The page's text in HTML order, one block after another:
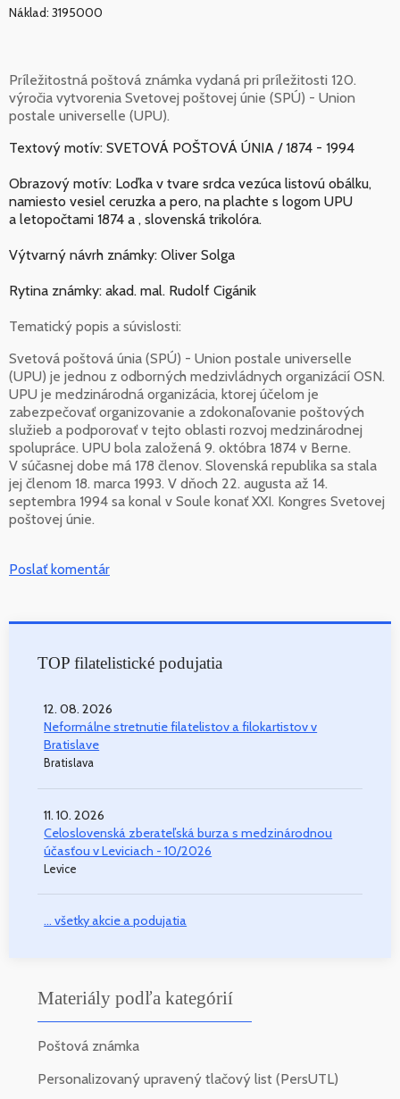
Náklad: 3195000
Príležitostná poštová známka vydaná pri príležitosti 120.
výročia vytvorenia Svetovej poštovej únie (SPÚ) - Union
postale universelle (UPU).
Textový motív: SVETOVÁ POŠTOVÁ ÚNIA / 1874 - 1994
Obrazový motív: Loďka v tvare srdca vezúca listovú obálku,
namiesto vesiel ceruzka a pero, na plachte s logom UPU
a letopočtami 1874 a , slovenská trikolóra.
Výtvarný návrh známky: Oliver Solga
Rytina známky: akad. mal. Rudolf Cigánik
Tematický popis a súvislosti:
Svetová poštová únia (SPÚ) - Union postale universelle
(UPU) je jednou z odborných medzivládnych organizácií OSN.
UPU je medzinárodná organizácia, ktorej účelom je
zabezpečovať organizovanie a zdokonaľovanie poštových
služieb a podporovať v tejto oblasti rozvoj medzinárodnej
spolupráce. UPU bola založená 9. októbra 1874 v Berne.
V súčasnej dobe má 178 členov. Slovenská republika sa stala
jej členom 18. marca 1993. V dňoch 22. augusta až 14.
septembra 1994 sa konal v Soule konať XXI. Kongres Svetovej
poštovej únie.
Poslať komentár
TOP filatelistické podujatia
12. 08. 2026
Neformálne stretnutie filatelistov a filokartistov v
Bratislave
Bratislava
11. 10. 2026
Celoslovenská zberateľská burza s medzinárodnou
účasťou v Leviciach - 10/2026
Levice
... všetky akcie a podujatia
Materiály podľa kategórií
Poštová známka
Personalizovaný upravený tlačový list (PersUTL)